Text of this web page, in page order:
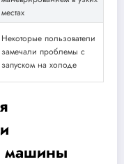
местах
Некоторые пользователи
замечали проблемы с
запуском на холоде
машины